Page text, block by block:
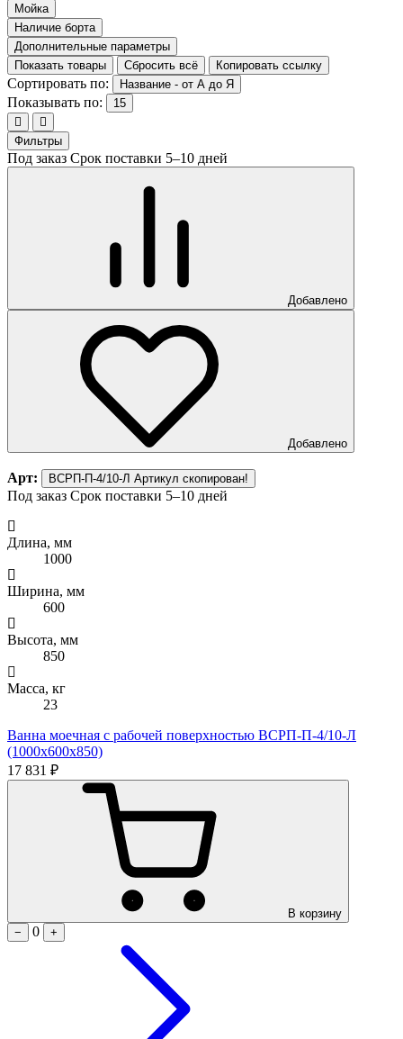
Мойка
Наличие борта
Дополнительные параметры
Показать товары
Сбросить всё Копировать ссылку
Сортировать по: Название - от А до Я
Показывать по: 15
Фильтры
Под заказ Срок поставки 5–10 дней
Добавлено
Добавлено
Арт: ВСРП-П-4/10-Л Артикул скопирован!
Под заказ Срок поставки 5–10 дней
Длина, мм
1000
Ширина, мм
600
Высота, мм
850
Масса, кг
23
Ванна моечная с рабочей поверхностью ВСРП-П-4/10-Л
(1000х600х850)
17 831 ₽
В корзину
−
0 +